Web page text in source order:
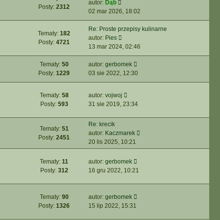
s
t
y
o
t
a
n
w
z
y
s
i
e
t
l
n
a
j
n
o
w
s
p
s
Posty: 2312
autor: Dąb
y
ś
w
i
e
t
l
n
a
n
o
w
z
y
o
02 mar 2026, 18:02
Tematy: 182
Posty: 4721
Re: Proste przepisy kulinarne
autor: Pies
y
ś
w
e
l
n
a
n
o
s
o
s
13 mar 2024, 02:46
Tematy: 50
Posty: 1229
autor: gerbomek
y
ś
e
t
n
o
03 sie 2022, 12:30
Tematy: 58
Posty: 593
autor: vojwoj
y
i
e
t
n
a
j
o
w
s
31 sie 2019, 23:34
Tematy: 51
Posty: 2451
Re: krecik
autor: Kaczmarek
ś
t
20 lis 2025, 10:21
Tematy: 11
Posty: 312
autor: gerbomek
y
16 gru 2022, 10:21
Tematy: 90
Posty: 1326
autor: gerbomek
15 lip 2022, 15:31